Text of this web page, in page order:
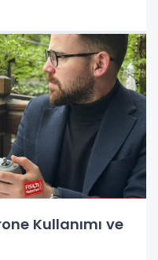
Kullanımı ve